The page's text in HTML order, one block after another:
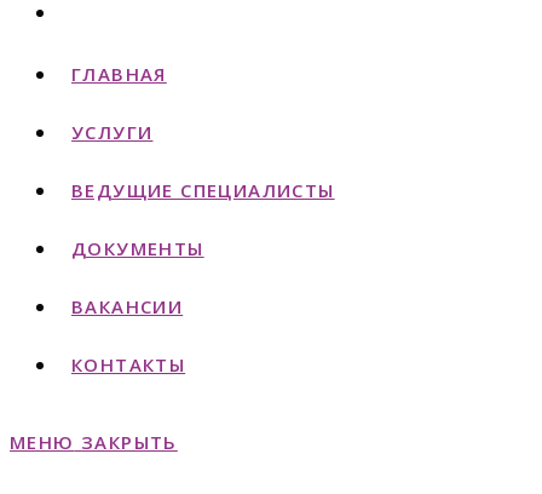
ГЛАВНАЯ
УСЛУГИ
ВЕДУЩИЕ СПЕЦИАЛИСТЫ
ДОКУМЕНТЫ
ВАКАНСИИ
КОНТАКТЫ
МЕНЮ ЗАКРЫТЬ